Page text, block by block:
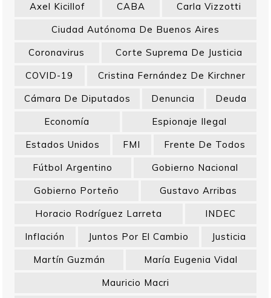
Axel Kicillof
CABA
Carla Vizzotti
Ciudad Autónoma De Buenos Aires
Coronavirus
Corte Suprema De Justicia
COVID-19
Cristina Fernández De Kirchner
Cámara De Diputados
Denuncia
Deuda
Economía
Espionaje Ilegal
Estados Unidos
FMI
Frente De Todos
Fútbol Argentino
Gobierno Nacional
Gobierno Porteño
Gustavo Arribas
Horacio Rodríguez Larreta
INDEC
Inflación
Juntos Por El Cambio
Justicia
Martín Guzmán
María Eugenia Vidal
Mauricio Macri